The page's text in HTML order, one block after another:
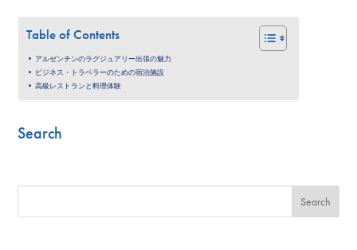
Table of Contents
アルゼンチンのラグジュアリー出張の魅力
ビジネス・トラベラーのための宿泊施設
高級レストランと料理体験
Search
Search